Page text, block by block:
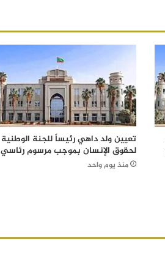
تعيين ولد داهي رئيساً للجنة الوطنية
لحقوق الإنسان بموجب مرسوم رئاسي
منذ يوم واحد